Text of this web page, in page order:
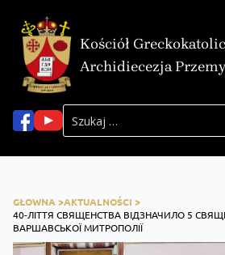
Kościół
Archidiecezja
GŁOWNA >AKTUALNOŚCI >
40-ЛІТТЯ СВЯЩЕНСТВА ВІДЗНАЧИЛО 5
ВАРШАВСЬКОЇ МИТРОПОЛІЇ